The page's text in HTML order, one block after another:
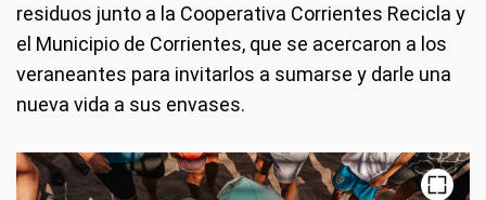
residuos junto a la Cooperativa Corrientes Recicla y
el Municipio de Corrientes, que se acercaron a los
veraneantes para invitarlos a sumarse y darle una
nueva vida a sus envases.